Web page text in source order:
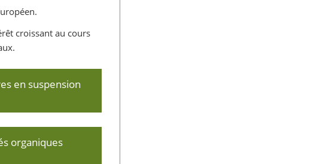
croissant au cours
en suspension
organiques